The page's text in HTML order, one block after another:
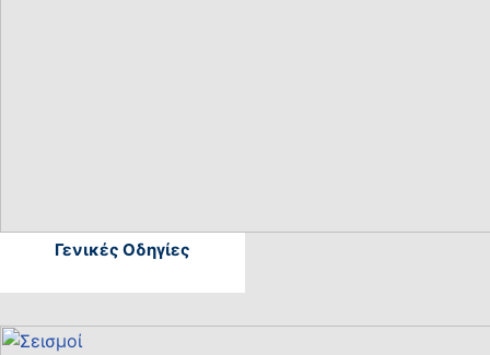
Γενικές Οδηγίες